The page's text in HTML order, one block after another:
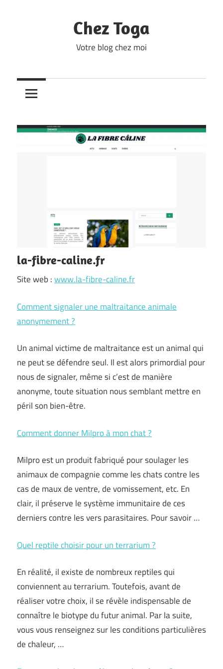
Chez Toga
Votre blog chez moi
la-fibre-caline.fr
Site web :www.la-fibre-caline.fr
Comment signaler une maltraitance animale
anonymement ?
Un animal victime de maltraitance est un animal qui
ne peut se défendre seul. Il est alors primordial pour
nous de signaler, même si c’est de manière
anonyme, toute situation nous semblant mettre en
péril son bien-être.
Comment donner Milpro à mon chat ?
Milpro est un produit fabriqué pour soulager les
animaux de compagnie comme les chats contre les
cas de maux de ventre, de vomissement, etc. En
clair, il préserve le système immunitaire de ces
derniers contre les vers parasitaires. Pour savoir …
Quel reptile choisir pour un terrarium ?
En réalité, il existe de nombreux reptiles qui
conviennent au terrarium. Toutefois, avant de
réaliser votre choix, il se révèle indispensable de
connaître le biotype du futur animal. Par la suite,
vous vous renseignez sur les conditions particulières
de chaleur, …